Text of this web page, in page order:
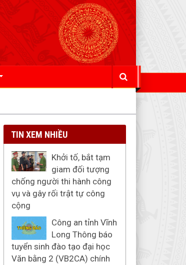
TIN XEM NHIỀU
Khởi tố, bắt tạm
giam đối tượng
chống người thi hành công
vụ và gây rối trật tự công
cộng
Công an tỉnh Vĩnh
Long Thông báo
tuyển sinh đào tạo đại học
Văn bằng 2 (VB2CA) chính